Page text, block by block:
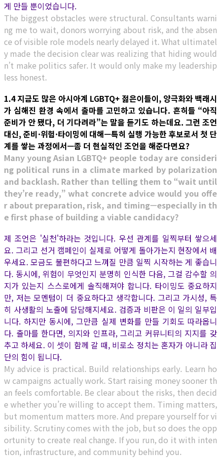
게 만들 뿐이었습니다.
The biggest obstacles were structural. Consultants warni
ng me to wait, donors worrying about risk, and the absen
ce of visible role models nearly delayed it. What ultimatel
y made the decision clear was realizing that hiding would
n’t make politics safer. It would only make my leadership
less honest.
1.4 지금도 많은 아시아계 LGBTQ+ 젊은이들이, 양극화와 백래시
가 심해진 환경 속에서 출마를 고민하고 있습니다. 흔히들 “아직
준비가 안 됐다, 더 기다려라”는 말을 듣기도 하는데요. 그런 조언
대신, 준비·위험·타이밍에 대해—특히 실행 가능한 후보로서 첫 단
계를 쌓는 과정에서—좀 더 현실적인 조언을 해준다면요?
Many young Asian LGBTQ+ people today are consideri
ng political runs in a climate marked by polarization
and backlash. Rather than telling them to “wait until
they’re ready,” what concrete advice would you offe
r about preparation, risk, and timing—especially in th
e first phase of building a viable candidacy?
제 조언은 '실천'하라는 것입니다. 우선 관계를 일찍부터 쌓으세
요. 그리고 선거 캠페인이 실제로 어떻게 돌아가는지 현장에서 배
우세요. 모금도 불편하다고 느껴질 만큼 일찍 시작하는 게 좋습니
다. 동시에, 위험이 무엇인지 분명히 인식한 다음, 그걸 감수할 의
지가 있는지 스스로에게 솔직해져야 합니다. 타이밍도 중요하지
만, 저는 모멘텀이 더 중요하다고 생각합니다. 그리고 가시성, 특
히 사생활의 노출에 담담해지세요. 검증과 비판은 이 일의 일부입
니다. 하지만 동시에, 그만큼 실제 변화를 만들 기회도 따라옵니
다. 출마를 한다면, 의지와 인프라, 그리고 커뮤니티의 지지를 갖
추고 하세요. 이 셋이 함께 갈 때, 비로소 정치는 혼자가 아니라 집
단의 힘이 됩니다.
My advice is practical. Build relationships early. Learn ho
w campaigns actually work. Start raising money sooner th
an feels comfortable. Be clear about the risks, then decid
e whether you’re willing to accept them. Timing matters,
but momentum matters more. And prepare yourself for vi
sibility. Scrutiny comes with the job, but so does the opp
ortunity to create real change. If you run, do it with inten
tion, infrastructure, and community behind you.